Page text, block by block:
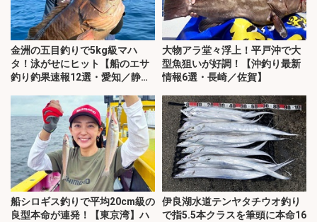
金洲の五目釣りで5kg級マハ
タ！泳がせにヒット【船のエサ
釣り釣果速報12選・愛知／静
大物アラ堂々浮上！平戸沖で大
型魚狙いが好調！【沖釣り最新
情報6選・長崎／佐賀】
船シロギス釣りで平均20cm級の
良型本命が連発！【東京湾】ハ
伊良湖水道テンヤタチウオ釣り
で指5.5本クラスを筆頭に本命16